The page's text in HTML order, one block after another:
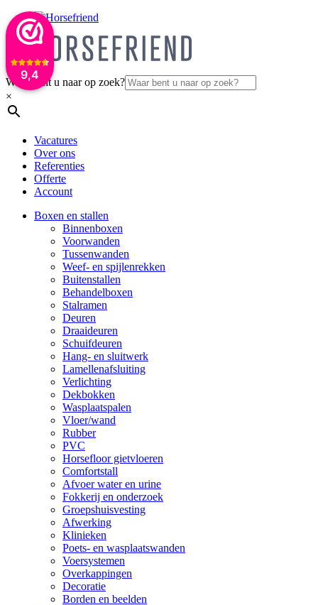
9,4
Waar bent u naar op zoek?
×
Vacatures
Over ons
Referenties
Offerte
Account
Boxen en stallen
Binnenboxen
Voorwanden
Tussenwanden
Weef- en spijlenrekken
Buitenstallen
Behandelboxen
Stalramen
Deuren
Draaideuren
Schuifdeuren
Hang- en sluitwerk
Lamellenafsluiting
Verlichting
Dekbokken
Wasplaatspalen
Vloer/wand
Rubber
PVC
Horsefloor gietvloeren
Comfortstall
Afvoer water en urine
Fokkerij en onderzoek
Groepshuisvesting
Afwerking
Klinieken
Poets- en wasplaatswanden
Voersystemen
Overkappingen
Decoratie
Borden en beelden